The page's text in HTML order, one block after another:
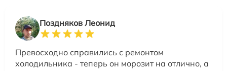
Поздняков Леонид
Превосходно справились с ремонтом
холодильника - теперь он морозит на отлично, а